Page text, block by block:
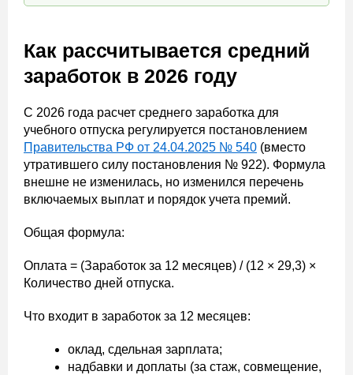
Как рассчитывается средний
заработок в 2026 году
С 2026 года расчет среднего заработка для
учебного отпуска регулируется постановлением
Правительства РФ от 24.04.2025 № 540 (вместо
утратившего силу постановления № 922). Формула
внешне не изменилась, но изменился перечень
включаемых выплат и порядок учета премий.
Общая формула:
Оплата = (Заработок за 12 месяцев) / (12 × 29,3) ×
Количество дней отпуска.
Что входит в заработок за 12 месяцев:
оклад, сдельная зарплата;
надбавки и доплаты (за стаж, совмещение,